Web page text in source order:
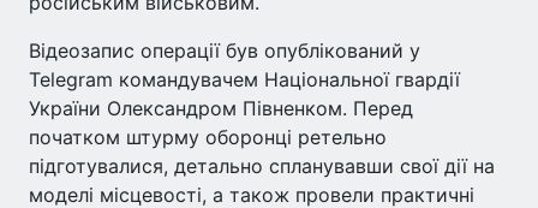
Відеозапис операції був опублікований у
Telegram командувачем Національної гвардії
України Олександром Півненком. Перед
початком штурму оборонці ретельно
підготувалися, детально спланувавши свої дії на
моделі місцевості, а також провели практичні